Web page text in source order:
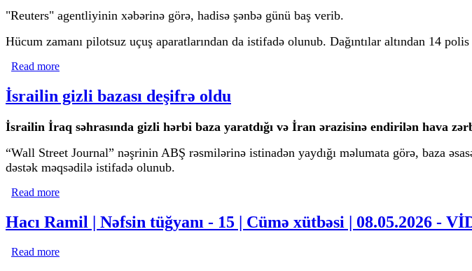
"Reuters" agentliyinin xəbərinə görə, hadisə şənbə günü baş verib.
Hücum zamanı pilotsuz uçuş aparatlarından da istifadə olunub. Dağıntılar altından 14
Read more
İsrailin gizli bazası deşifrə oldu
İsrailin İraq səhrasında gizli hərbi baza yaratdığı və İran ərazisinə endirilən hava
“Wall Street Journal” nəşrinin ABŞ rəsmilərinə istinadən yaydığı məlumata görə, baza
dəstək məqsədilə istifadə olunub.
Read more
Hacı Ramil | Nəfsin tüğyanı - 15 | Cümə xütbəsi | 08.05.2026 -
Read more